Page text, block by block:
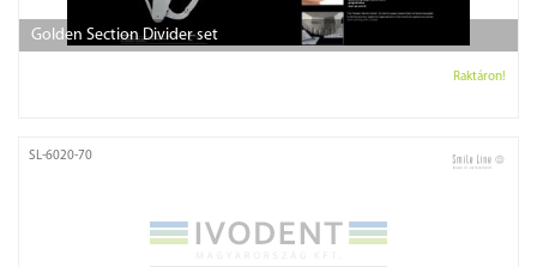
Golden Section Divider set
Raktáron!
SL-6020-70